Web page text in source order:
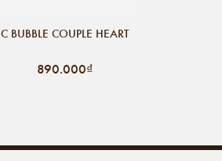
C BUBBLE COUPLE HEART
890.000₫